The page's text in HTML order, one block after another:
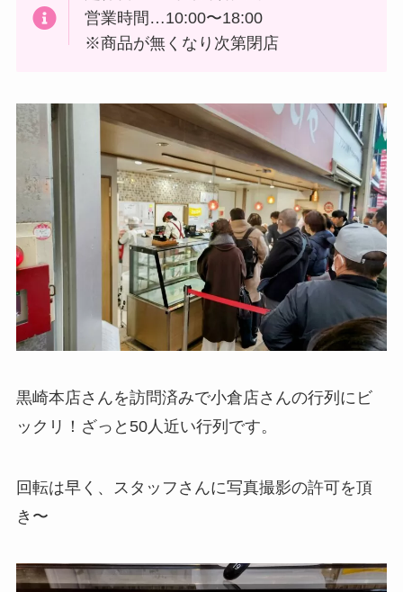
営業時間…10:00〜18:00
※商品が無くなり次第閉店
黒崎本店さんを訪問済みで小倉店さんの行列にビ
ックリ！ざっと50人近い行列です。
回転は早く、スタッフさんに写真撮影の許可を頂
き〜